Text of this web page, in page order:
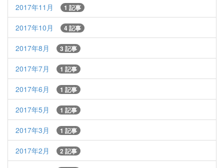
2017年11月 1 記事
2017年10月 4 記事
2017年8月 3 記事
2017年7月 1 記事
2017年6月 1 記事
2017年5月 1 記事
2017年3月 1 記事
2017年2月 2 記事